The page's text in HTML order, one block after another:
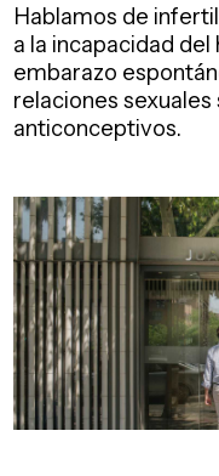
Hablamos de
a la incapacidad
embarazo
relaciones
anticonceptivos.